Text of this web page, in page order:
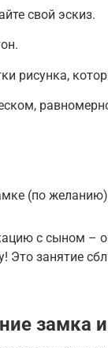
свой эскиз.
рисунка,
(по
с сыном –
Это занятие
замка